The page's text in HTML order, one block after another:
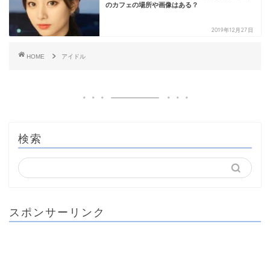
のカフェの場所や画像はある？
2019年12月27日
HOME アイドル
検索
スポンサーリンク